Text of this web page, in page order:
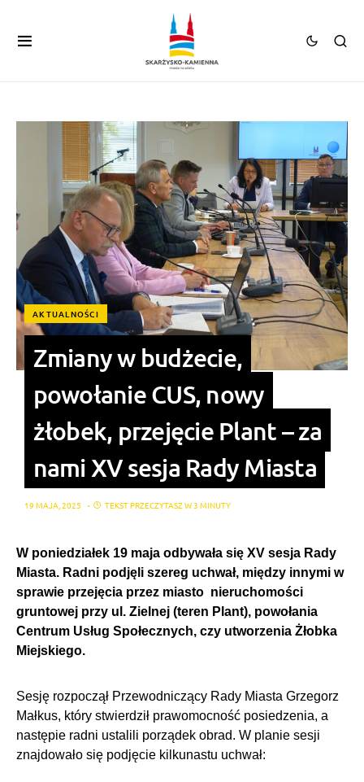
AKTUALNOŚCI
Zmiany w budżecie,
powołanie CUS, nowy
żłobek, przejęcie Plant – za
nami XV sesja Rady Miasta
19 MAJA, 2025 TEKST PRZECZYTASZ W 3 MINUTY
W poniedziałek 19 maja odbywała się XV sesja Rady
Miasta. Radni podjęli szereg uchwał, między innymi w
sprawie przejęcia przez miasto nieruchomości
gruntowej przy ul. Zielnej (teren Plant), powołania
Centrum Usług Społecznych, czy utworzenia Żłobka
Miejskiego.
Sesję rozpoczął Przewodniczący Rady Miasta Grzegorz
Małkus, który stwierdził prawomocność posiedzenia, a
następie radni ustalili porządek obrad. W planie sesji
znajdowało się podjęcie kilkunastu uchwał: